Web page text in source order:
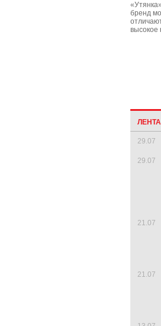
бренд
высокое
29.07
29.07
21.07
21.07